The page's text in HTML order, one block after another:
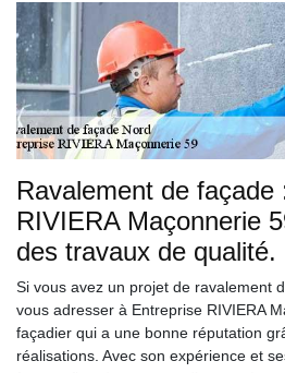
Ravalement de façade
RIVIERA Maçonnerie
des travaux de qualité.
Si vous avez un projet de ravalement
vous adresser à Entreprise RIVIERA
façadier qui a une bonne réputation
réalisations. Avec son expérience et